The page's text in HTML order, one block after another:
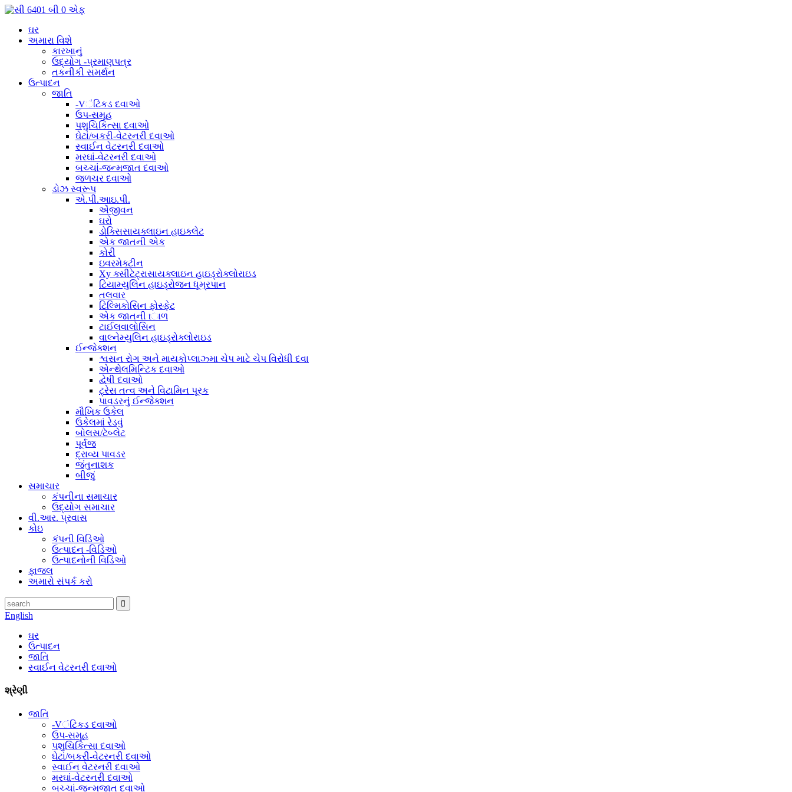
ઘર
અમારા વિશે
કારખાનું
ઉદ્યોગ -પ્રમાણપત્ર
તકનીકી સમર્થન
ઉત્પાદન
જાતિ
-Vંટિકડ દવાઓ
ઉપ-સમૂહ
પશુચિકિત્સા દવાઓ
ઘેટાં/બકરી-વેટરનરી દવાઓ
સ્વાઈન વેટરનરી દવાઓ
મરઘાં-વેટરનરી દવાઓ
બચ્ચાં-જન્મજાત દવાઓ
જળચર દવાઓ
ડોઝ સ્વરૂપ
એ.પી.આઇ.પી.
એંજીવન
ઘરો
ડોક્સિસાયક્લાઇન હાઇક્લેટ
એક જાતની એક
કોરી
ઇવરમેક્ટીન
Xy ક્સીટેટ્રાસાયક્લાઇન હાઇડ્રોક્લોરાઇડ
ટિયામ્યુલિન હાઇડ્રોજન ધૂમ્રપાન
તલવાર
ટિલ્મિકોસિન ફોસ્ફેટ
એક જાતની tાળ
ટાઈલવાલોસિન
વાલ્નેમ્યુલિન હાઇડ્રોક્લોરાઇડ
ઈન્જેક્શન
શ્વસન રોગ અને માયકોપ્લાઝ્મા ચેપ માટે ચેપ વિરોધી દવા
એન્થેલમિન્ટિક દવાઓ
દ્વેષી દવાઓ
ટ્રેસ તત્વ અને વિટામિન પૂરક
પાવડરનું ઈન્જેક્શન
મૌખિક ઉકેલ
ઉકેલમાં રેડવું
બોલસ/ટેબ્લેટ
પૂર્વજ
દ્રાવ્ય પાવડર
જંતુનાશક
બીજું
સમાચાર
કંપનીના સમાચાર
ઉદ્યોગ સમાચાર
વી.આર. પ્રવાસ
કોઇ
કંપની વિડિઓ
ઉત્પાદન -વિડિઓ
ઉત્પાદનોની વિડિઓ
ફાજલ
અમારો સંપર્ક કરો
English
ઘર
ઉત્પાદન
જાતિ
સ્વાઈન વેટરનરી દવાઓ
શ્રેણી
જાતિ
-Vંટિકડ દવાઓ
ઉપ-સમૂહ
પશુચિકિત્સા દવાઓ
ઘેટાં/બકરી-વેટરનરી દવાઓ
સ્વાઈન વેટરનરી દવાઓ
મરઘાં-વેટરનરી દવાઓ
બચ્ચાં-જન્મજાત દવાઓ